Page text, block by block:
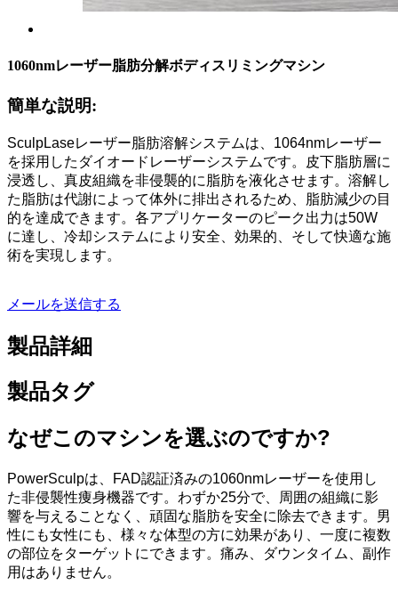
1060nmレーザー脂肪分解ボディスリミングマシン
簡単な説明:
SculpLaseレーザー脂肪溶解システムは、1064nmレーザー
を採用したダイオードレーザーシステムです。皮下脂肪層に
浸透し、真皮組織を非侵襲的に脂肪を液化させます。溶解し
た脂肪は代謝によって体外に排出されるため、脂肪減少の目
的を達成できます。各アプリケーターのピーク出力は50W
に達し、冷却システムにより安全、効果的、そして快適な施
術を実現します。
メールを送信する
製品詳細
製品タグ
なぜこのマシンを選ぶのですか?
PowerSculpは、FAD認証済みの1060nmレーザーを使用し
た非侵襲性痩身機器です。わずか25分で、周囲の組織に影
響を与えることなく、頑固な脂肪を安全に除去できます。男
性にも女性にも、様々な体型の方に効果があり、一度に複数
の部位をターゲットにできます。痛み、ダウンタイム、副作
用はありません。